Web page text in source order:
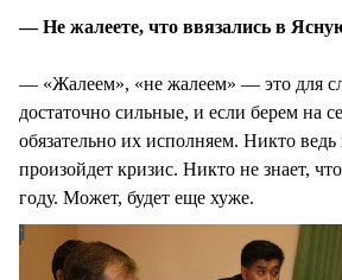
— Не жалеете, что ввязались в
— «Жалеем», «не жалеем» — это для
достаточно сильные, и если берем на
обязательно их исполняем. Никто ведь
произойдет кризис. Никто не знает,
году. Может, будет еще хуже.